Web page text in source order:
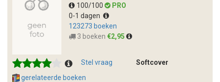
100/100
PRO
0-1 dagen
123273 boeken
3 boeken €2,95
Stel vraag
Softcover
gerelateerde boeken